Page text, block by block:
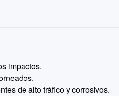
impactos.
de alto tráfico y corrosivos.